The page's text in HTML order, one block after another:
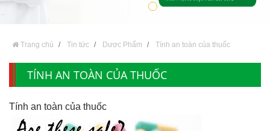
Trang chủ Tin tức Dược Phẩm Tính an toàn của thuốc
TÍNH AN TOÀN CỦA THUỐC
Tính an toàn của thuốc